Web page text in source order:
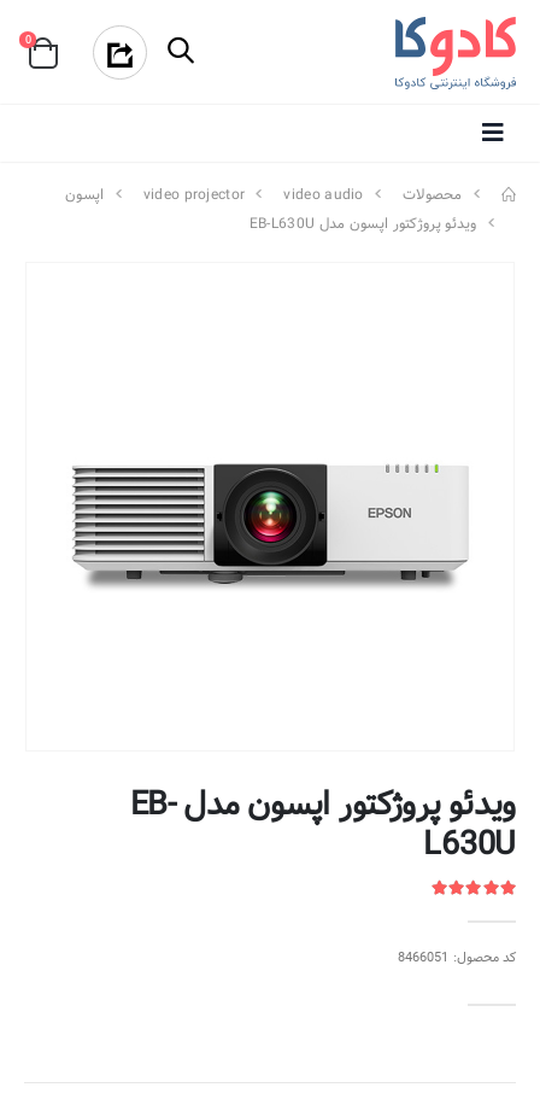
0
محصولات video audio
video projector
اپسون
ویدئو پروژکتور اپسون مدل EB-L630U
ویدئو پروژکتور اپسون مدل EB-
L630U
کد محصول: 8466051